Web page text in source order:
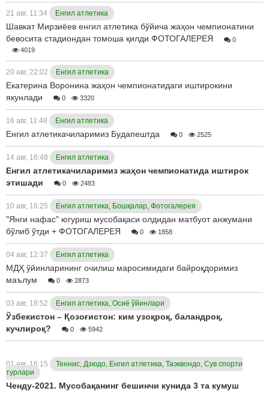
21 авг, 11:34 Енгил атлетика
Шавкат Мирзиёев енгил атлетика бўйича жаҳон чемпионатини
бевосита стадиондан томоша қилди ФОТОГАЛЕРЕЯ
0
4019
20 авг, 22:02 Енгил атлетика
Екатерина Воронина жаҳон чемпионатидаги иштирокини
якунлади
0 3320
16 авг, 11:48 Енгил атлетика
Енгил атлетикачиларимиз Будапештда 0 2525
14 авг, 16:48 Енгил атлетика
Енгил атлетикачиларимиз жаҳон чемпионатида иштирок
этишади
0 2483
10 авг, 16:25 Енгил атлетика, Бошқалар, Фотогалерея
"Янги нафас" югуриш мусобақаси олдидан матбуот анжумани
бўлиб ўтди + ФОТОГАЛЕРЕЯ
0 1858
04 авг, 12:37 Енгил атлетика
МДҲ ўйинларининг очилиш маросимидаги байроқдоримиз
маълум
0 2873
03 авг, 18:52 Енгил атлетика, Осиё ўйинлари
Ўзбекистон – Қозоғистон: ким узоқроқ, баландроқ,
кучлироқ?
0 5942
01 авг, 16:15
Теннис, Дзюдо, Енгил атлетика, Таэквондо, Сув спорти
турлари
Ченду-2021. Мусобақанинг бешинчи кунида 3 та кумуш